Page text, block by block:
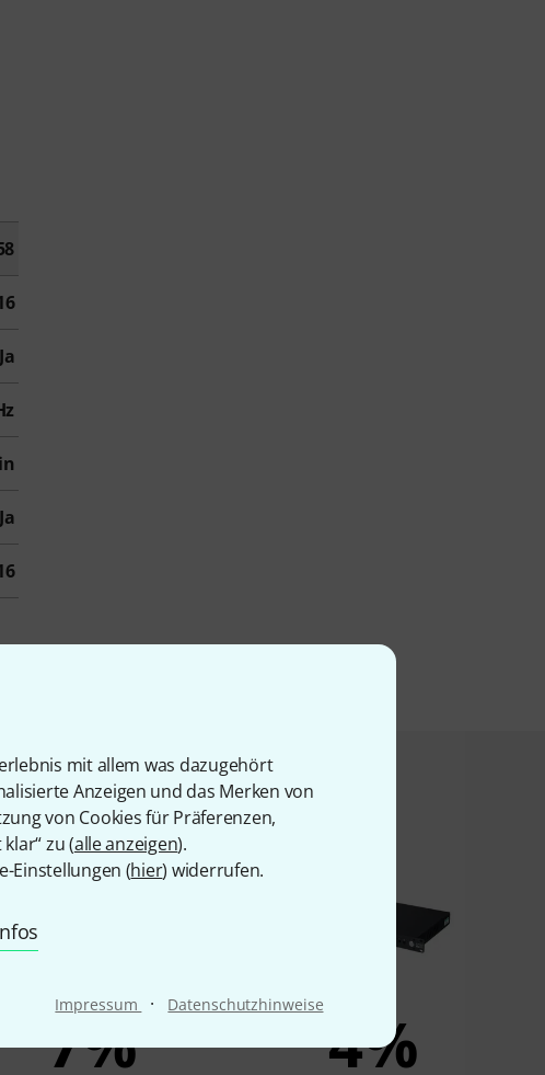
mit allem was dazugehört
Anzeigen und das Merken von
von Cookies für Präferenzen,
zu (alle anzeigen).
Einstellungen (hier) widerrufen.
Impressum · Datenschutzhinweise
Ja
Ja
angesehen haben
7% 4%